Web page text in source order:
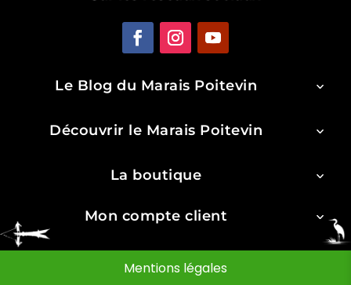
Le Blog du Marais Poitevin
Découvrir le Marais Poitevin
La boutique
Mon compte client
Mentions légales